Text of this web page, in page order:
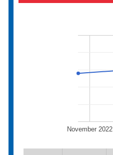
November 2022